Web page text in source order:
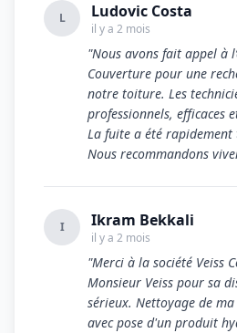
L Ludovic Costa
il y a 2 mois
"Nous avons fait appel à
Couverture pour une
notre toiture. Les
professionnels, efficaces
La fuite a été rapidement
Nous recommandons
I Ikram Bekkali
il y a 2 mois
"Merci à la société Veiss
Monsieur Veiss pour sa
sérieux. Nettoyage de
avec pose d'un produit